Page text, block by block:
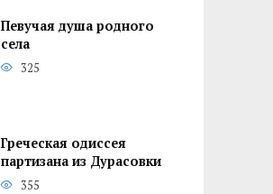
Певучая душа родного
села
325
Греческая одиссея
партизана из Дурасовки
355